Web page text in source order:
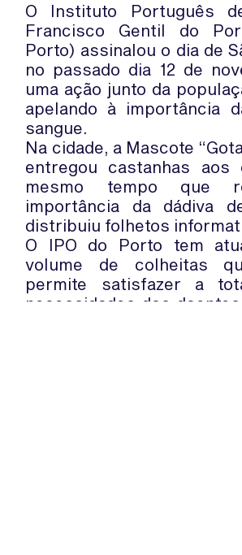
O Instituto Português
Francisco Gentil do
Porto) assinalou o dia de
no passado dia 12 de
uma ação junto da
apelando à importância
sangue.
Na cidade, a Mascote
entregou castanhas aos
mesmo tempo que
importância da dádiva
distribuiu folhetos
O IPO do Porto tem
volume de colheitas
permite satisfazer a
necessidades dos